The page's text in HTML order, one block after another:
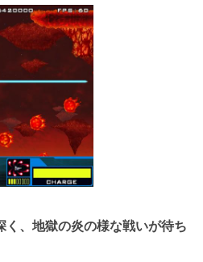
、地獄の炎の様な戦いが待ち